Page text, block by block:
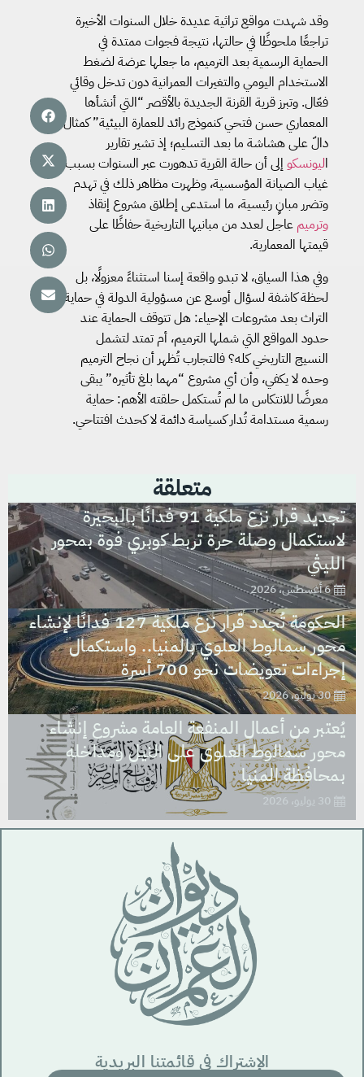
وقد شهدت مواقع تراثية عديدة خلال السنوات الأخيرة
تراجعًا ملحوظًا في حالتها، نتيجة فجوات ممتدة في
الحماية الرسمية بعد الترميم، ما جعلها عرضة لضغط
الاستخدام اليومي والتغيرات العمرانية دون تدخل وقائي
فعّال. وتبرز قرية القرنة الجديدة بالأقصر “التي أنشأها
المعماري حسن فتحي كنموذج رائد للعمارة البيئية” كمثال
دالّ على هشاشة ما بعد التسليم؛ إذ تشير تقارير
اليونسكو إلى أن حالة القرية تدهورت عبر السنوات بسبب
غياب الصيانة المؤسسية، وظهرت مظاهر ذلك في تهدم
وتضرر مبانٍ رئيسية، ما استدعى إطلاق مشروع إنقاذ
وترميم عاجل لعدد من مبانيها التاريخية حفاظًا على
قيمتها المعمارية.
وفي هذا السياق، لا تبدو واقعة إسنا استثناءً معزولًا، بل
لحظة كاشفة لسؤال أوسع عن مسؤولية الدولة في حماية
التراث بعد مشروعات الإحياء: هل تتوقف الحماية عند
حدود المواقع التي شملها الترميم، أم تمتد لتشمل
النسيج التاريخي كله؟ فالتجارب تُظهر أن نجاح الترميم
وحده لا يكفي، وأن أي مشروع “مهما بلغ تأثيره” يبقى
معرضًا للانتكاس ما لم تُستكمل حلقته الأهم: حماية
رسمية مستدامة تُدار كسياسة دائمة لا كحدث افتتاحي.
متعلقة
تجديد قرار نزع ملكية 91 فدانًا بالبحيرة
لاستكمال وصلة حرة تربط كوبري فوة بمحور
الليثي
6 أغسطس، 2026
الحكومة تُجدد قرار نزع ملكية 127 فدانًا لإنشاء
محور سمالوط العلوي بالمنيا.. واستكمال
إجراءات تعويضات نحو 700 أسرة
30 يوليو، 2026
يُعتبر من أعمال المنفعة العامة مشروع إنشاء
محور سمالوط العلوى على النيل ومداخله
بمحافظة المنيا
30 يوليو، 2026
الإشتراك في قائمتنا البريدية